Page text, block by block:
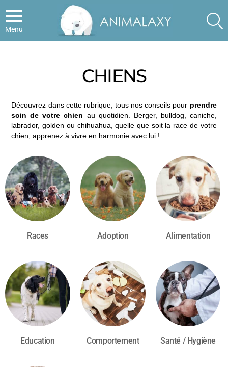
Menu
CHIENS
Découvrez dans cette rubrique, tous nos conseils pour prendre
soin de votre chien au quotidien. Berger, bulldog, caniche,
labrador, golden ou chihuahua, quelle que soit la race de votre
chien, apprenez à vivre en harmonie avec lui !
Races Adoption Alimentation
Education Comportement Santé / Hygiène